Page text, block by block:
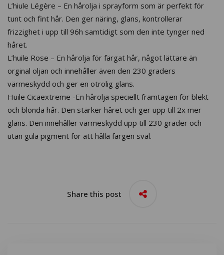
L’hiule Légère – En hårolja i sprayform som är perfekt för
tunt och fint hår. Den ger näring, glans, kontrollerar
frizzighet i upp till 96h samtidigt som den inte tynger ned
håret.
L’huile Rose – En hårolja för färgat hår, något lättare än
orginal oljan och innehåller även den 230 graders
värmeskydd och ger en otrolig glans.
Huile Cicaextreme -En hårolja speciellt framtagen för blekt
och blonda hår. Den stärker håret och ger upp till 2x mer
glans. Den innehåller värmeskydd upp till 230 grader och
utan gula pigment för att hålla färgen sval.
Share this post